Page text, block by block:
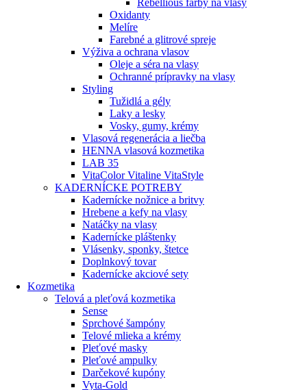
Oxidanty
Melíre
Farebné a glitrové spreje
Výživa a ochrana vlasov
Oleje a séra na vlasy
Ochranné prípravky na vlasy
Styling
Tužidlá a gély
Laky a lesky
Vosky, gumy, krémy
Vlasová regenerácia a liečba
HENNA vlasová kozmetika
LAB 35
VitaColor Vitaline VitaStyle
KADERNÍCKE POTREBY
Kadernícke nožnice a britvy
Hrebene a kefy na vlasy
Natáčky na vlasy
Kadernícke pláštenky
Vlásenky, sponky, štetce
Doplnkový tovar
Kadernícke akciové sety
Kozmetika
Telová a pleťová kozmetika
Sense
Sprchové šampóny
Telové mlieka a krémy
Pleťové masky
Pleťové ampulky
Darčekové kupóny
Vyta-Gold